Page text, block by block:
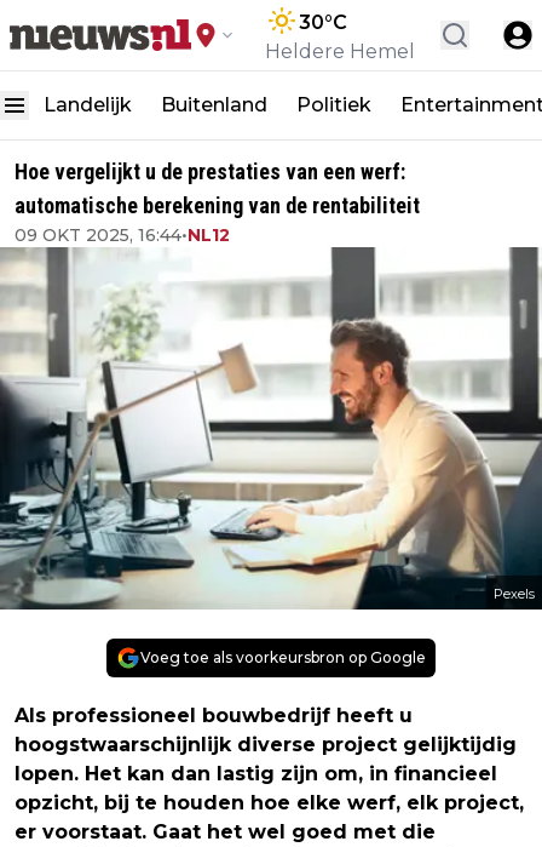
30°C
Heldere Hemel
Landelijk Buitenland Politiek
Hoe vergelijkt u de prestaties van een werf:
automatische berekening van de rentabiliteit
09 OKT 2025, 16:44•NL12
Pexels
Voeg toe als voorkeursbron op Google
Als professioneel bouwbedrijf heeft u
hoogstwaarschijnlijk diverse project gelijktijdig
lopen. Het kan dan lastig zijn om, in financieel
opzicht, bij te houden hoe elke werf, elk project,
er voorstaat. Gaat het wel goed met die